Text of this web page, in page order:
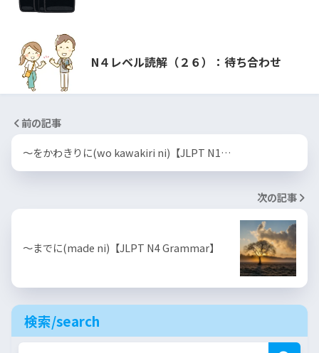
N４レベル読解（２６）：待ち合わせ
前の記事
〜をかわきりに(wo kawakiri ni)【JLPT N1…
次の記事
〜までに(made ni)【JLPT N4 Grammar】
検索/search